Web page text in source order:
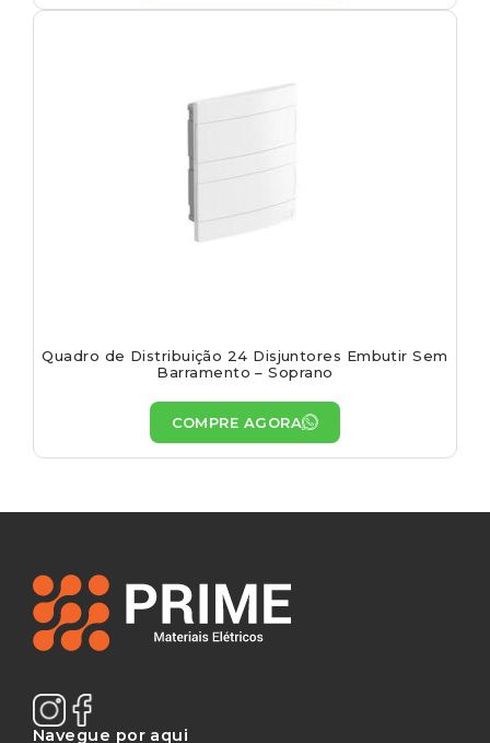
Quadro de Distribuição 24 Disjuntores Embutir Sem
Barramento – Soprano
COMPRE AGORA
Navegue por aqui